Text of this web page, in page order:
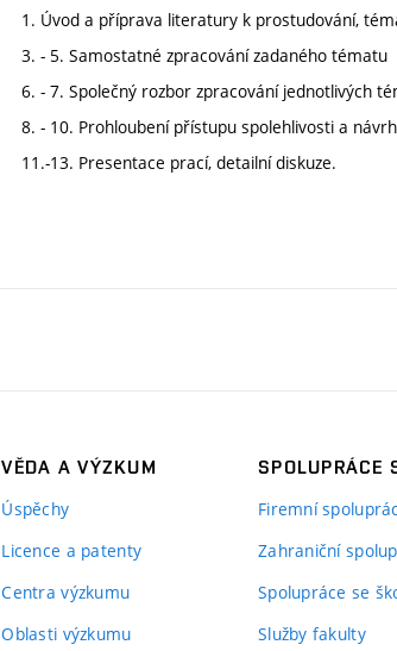
1. Úvod a příprava literatury k prostudování,
3. - 5. Samostatné zpracování zadaného tématu
6. - 7. Společný rozbor zpracování jednotlivých
8. - 10. Prohloubení přístupu spolehlivosti a
11.-13. Presentace prací, detailní diskuze.
VĚDA A VÝZKUM
Úspěchy
Licence a patenty
Centra výzkumu
Oblasti výzkumu
SPOLUPRÁCE
Firemní
Zahraniční
Spolupráce se
Služby fakulty